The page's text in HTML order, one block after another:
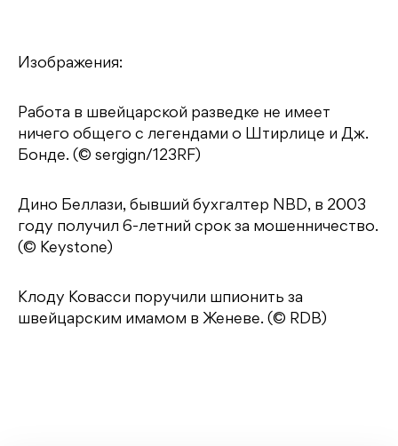
Изображения:
Работа в швейцарской разведке не имеет
ничего общего с легендами о Штирлице и Дж.
Бонде. (© sergign/123RF)
Дино Беллази, бывший бухгалтер NBD, в 2003
году получил 6-летний срок за мошенничество.
(© Keystone)
Клоду Ковасси поручили шпионить за
швейцарским имамом в Женеве. (© RDB)